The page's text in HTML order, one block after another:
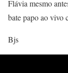
Flávia mesmo
bate papo ao vivo
Bjs